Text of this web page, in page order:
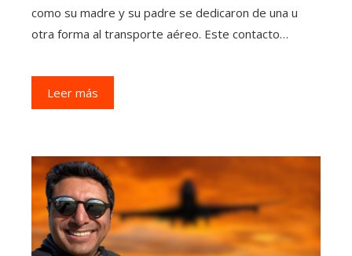
como su madre y su padre se dedicaron de una u
otra forma al transporte aéreo. Este contacto…
Leer más